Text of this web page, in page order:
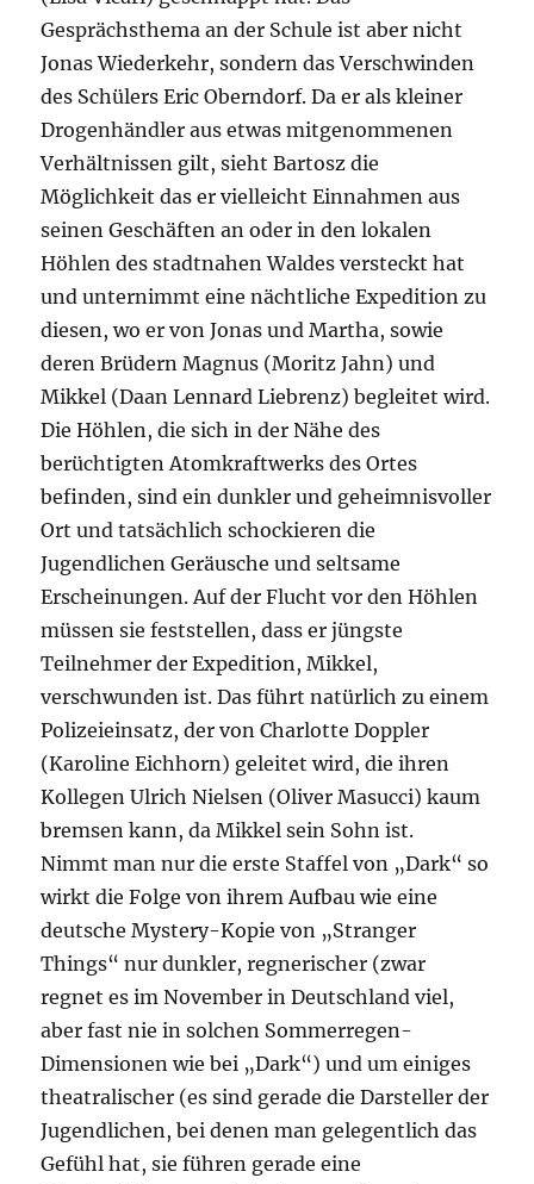
Gesprächsthema an der Schule ist aber nicht
Jonas Wiederkehr, sondern das Verschwinden
des Schülers Eric Oberndorf. Da er als kleiner
Drogenhändler aus etwas mitgenommenen
Verhältnissen gilt, sieht Bartosz die
Möglichkeit das er vielleicht Einnahmen aus
seinen Geschäften an oder in den lokalen
Höhlen des stadtnahen Waldes versteckt hat
und unternimmt eine nächtliche Expedition zu
diesen, wo er von Jonas und Martha, sowie
deren Brüdern Magnus (Moritz Jahn) und
Mikkel (Daan Lennard Liebrenz) begleitet wird.
Die Höhlen, die sich in der Nähe des
berüchtigten Atomkraftwerks des Ortes
befinden, sind ein dunkler und geheimnisvoller
Ort und tatsächlich schockieren die
Jugendlichen Geräusche und seltsame
Erscheinungen. Auf der Flucht vor den Höhlen
müssen sie feststellen, dass er jüngste
Teilnehmer der Expedition, Mikkel,
verschwunden ist. Das führt natürlich zu einem
Polizeieinsatz, der von Charlotte Doppler
(Karoline Eichhorn) geleitet wird, die ihren
Kollegen Ulrich Nielsen (Oliver Masucci) kaum
bremsen kann, da Mikkel sein Sohn ist.
Nimmt man nur die erste Staffel von „Dark“ so
wirkt die Folge von ihrem Aufbau wie eine
deutsche Mystery-Kopie von „Stranger
Things“ nur dunkler, regnerischer (zwar
regnet es im November in Deutschland viel,
aber fast nie in solchen Sommerregen-
Dimensionen wie bei „Dark“) und um einiges
theatralischer (es sind gerade die Darsteller der
Jugendlichen, bei denen man gelegentlich das
Gefühl hat, sie führen gerade eine